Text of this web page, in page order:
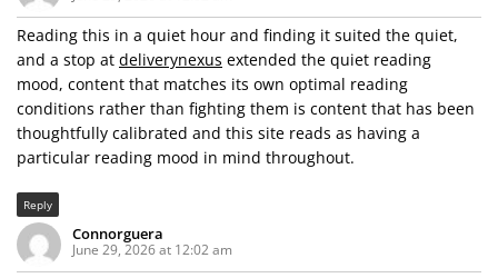
Reading this in a quiet hour and finding it suited the quiet,
and a stop at deliverynexus extended the quiet reading
mood, content that matches its own optimal reading
conditions rather than fighting them is content that has been
thoughtfully calibrated and this site reads as having a
particular reading mood in mind throughout.
Reply
Connorguera
June 29, 2026 at 12:02 am